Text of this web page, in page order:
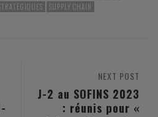
SUPPLY CHAIN
NEXT POST
J-2 au SOFINS 2023
: réunis pour «